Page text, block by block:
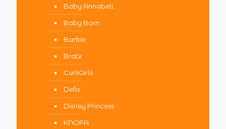
Baby Annabell
Baby Born
Barbie
Bratz
CurliGirls
Defa
Disney Princess
KNOPA